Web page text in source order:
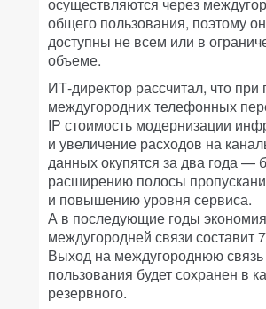
общего пользования, поэтому
доступны не всем или в
объеме.
ИТ-директор рассчитал, что при
междугородних телефонных
IP стоимость модернизации
и увеличение расходов на
данных окупятся за два года —
расширению полосы
и повышению уровня сервиса.
А в последующие годы экономия
междугородней связи составит
Выход на междугороднюю
пользования будет сохранен в
резервного.